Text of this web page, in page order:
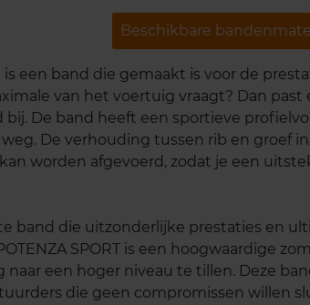
Beschikbare
Beschikbare
een band die gemaakt is voor de
van het voertuig vraagt? Dan past
De band heeft een sportieve
De verhouding tussen rib en groef
worden afgevoerd, zodat je een
band die uitzonderlijke prestaties en
SPORT is een hoogwaardige
een hoger niveau te tillen. Deze
die geen compromissen willen